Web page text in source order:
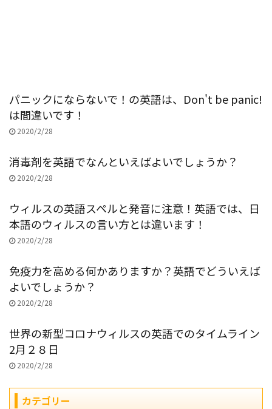
パニックにならないで！の英語は、Don't be panic!
は間違いです！
2020/2/28
消毒剤を英語でなんといえばよいでしょうか？
2020/2/28
ウィルスの英語スペルと発音に注意！英語では、日
本語のウィルスの言い方とは違います！
2020/2/28
免疫力を高める何かありますか？英語でどういえば
よいでしょうか？
2020/2/28
世界の新型コロナウィルスの英語でのタイムライン
2月２８日
2020/2/28
カテゴリー